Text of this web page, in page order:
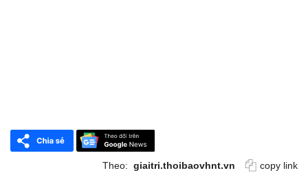
Theo: giaitri.thoibaovhnt.vn copy link